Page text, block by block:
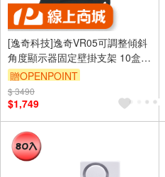
[逸奇科技]逸奇VR05可調整傾斜
角度顯示器固定壁掛支架 10盒/
箱
贈OPENPOINT
$ 3490
$1,749